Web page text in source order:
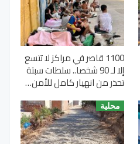
1100 قاصر في مراكز لا تتسع
إلا لـ 90 شخصا.. سلطات سبتة
تحذر من انهيار كامل للأمن…
محلية